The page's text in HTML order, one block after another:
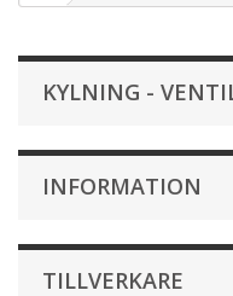
KYLNING -
INFORMATION
TILLVERKARE